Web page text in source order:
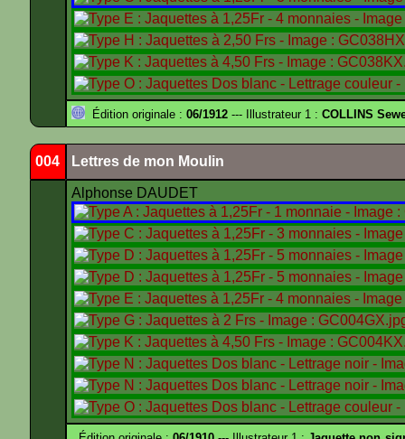
Édition originale : 06/1912 --- Illustrateur 1 : COLLINS
004 Lettres de mon Moulin
Alphonse DAUDET